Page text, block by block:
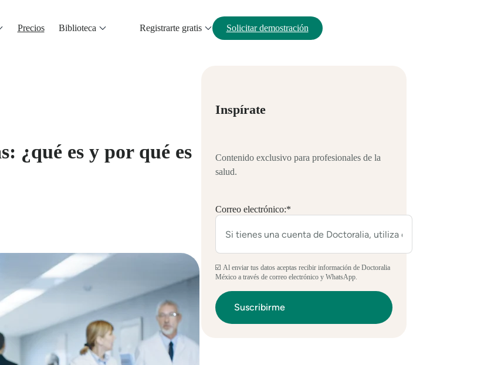
Precios Biblioteca Registrarte gratis Solicitar demostración
¿qué es y por qué es
Inspírate
Contenido exclusivo para profesionales de la
salud.
Correo electrónico:*
☑️ Al enviar tus datos aceptas recibir información de Doctoralia
México a través de correo electrónico y WhatsApp.